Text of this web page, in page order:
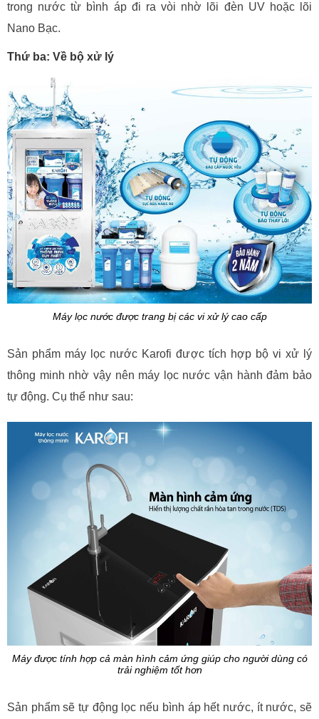
trong nước từ bình áp đi ra vòi nhờ lõi đèn UV hoặc lõi
Nano Bạc.
Thứ ba: Về bộ xử lý
Máy lọc nước được trang bị các vi xử lý cao cấp
Sản phẩm máy lọc nước Karofi được tích hợp bộ vi xử lý
thông minh nhờ vậy nên máy lọc nước vận hành đảm bảo
tự động. Cụ thể như sau:
Máy được tính hợp cả màn hình cảm ứng giúp cho người dùng có
trải nghiệm tốt hơn
Sản phẩm sẽ tự động lọc nếu bình áp hết nước, ít nước, sẽ